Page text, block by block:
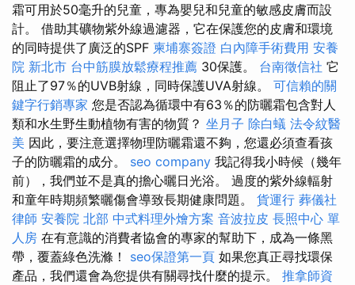
霜可用於50毫升的兒童，專為嬰兒和兒童的敏感皮膚而設
計。 借助其礦物紫外線過濾器，它在保護您的皮膚和環境
的同時提供了廣泛的SPF 柬埔寨簽證 白內障手術費用 安養
院 新北市 台中筋膜放鬆療程推薦 30保護。 台南徵信社 它
阻止了97％的UVB射線，同時保護UVA射線。 可信賴的關
鍵字行銷專家 您是否認為循環中有63％的防曬霜包含對人
類和水生野生動植物有害的物質？ 坐月子 除白蟻 法令紋醫
美 因此，要注意選擇物理防曬霜還不夠，您還必須查看孩
子的防曬霜的成分。 seo company 我記得我小時候（幾年
前），我們並不是真的擔心曬日光浴。 過度的紫外線輻射
和童年時期頻繁曬傷會導致長期健康問題。 貨運行 葬儀社
律師 安養院 北部 中式料理外燴方案 音波拉皮 長照中心 單
人房 在有意識的消費者協會的專家的幫助下，成為一條黑
帶，覆蓋綠色洗滌！ seo保證第一頁 如果您真正尋找環保
產品，我們還會為您提供有關尋找什麼的提示。 推拿師資